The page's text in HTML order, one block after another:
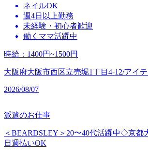
ネイルOK
週4日以上勤務
未経験・初心者歓迎
働くママ活躍中
時給 ： 1400円~1500円
大阪府大阪市西区立売堀1丁目4-12/アイ
2026/08/07
派遣のお仕事
＜BEARDSLEY＞20〜40代活躍中◇京都
日週払いOK